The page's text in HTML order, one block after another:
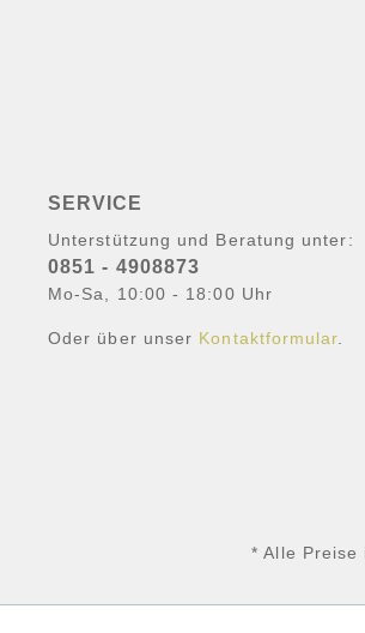
SERVICE
Unterstützung und Beratung unter:
0851 - 4908873
Mo-Sa, 10:00 - 18:00 Uhr
Oder über unser Kontaktformular
* Alle